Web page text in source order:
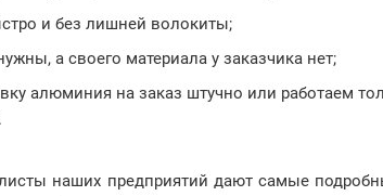
и без лишней волокиты;
а своего материала у заказчика нет;
алюминия на заказ штучно или работаем
наших предприятий дают самые